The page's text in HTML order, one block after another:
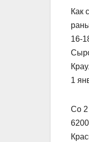
Как
16-
1
Со 2